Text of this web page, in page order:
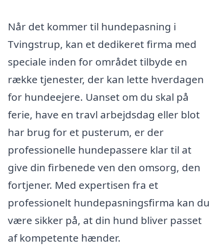
Når det kommer til hundepasning i
Tvingstrup, kan et dedikeret firma med
speciale inden for området tilbyde en
række tjenester, der kan lette hverdagen
for hundeejere. Uanset om du skal på
ferie, have en travl arbejdsdag eller blot
har brug for et pusterum, er der
professionelle hundepassere klar til at
give din firbenede ven den omsorg, den
fortjener. Med expertisen fra et
professionelt hundepasningsfirma kan du
være sikker på, at din hund bliver passet
af kompetente hænder.